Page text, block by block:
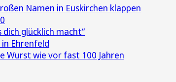
Namen in Euskirchen klappen
glücklich macht“
Ehrenfeld
Wurst wie vor fast 100 Jahren